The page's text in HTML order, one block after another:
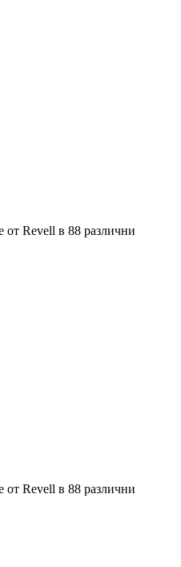
от Revell в 88 различни
от Revell в 88 различни